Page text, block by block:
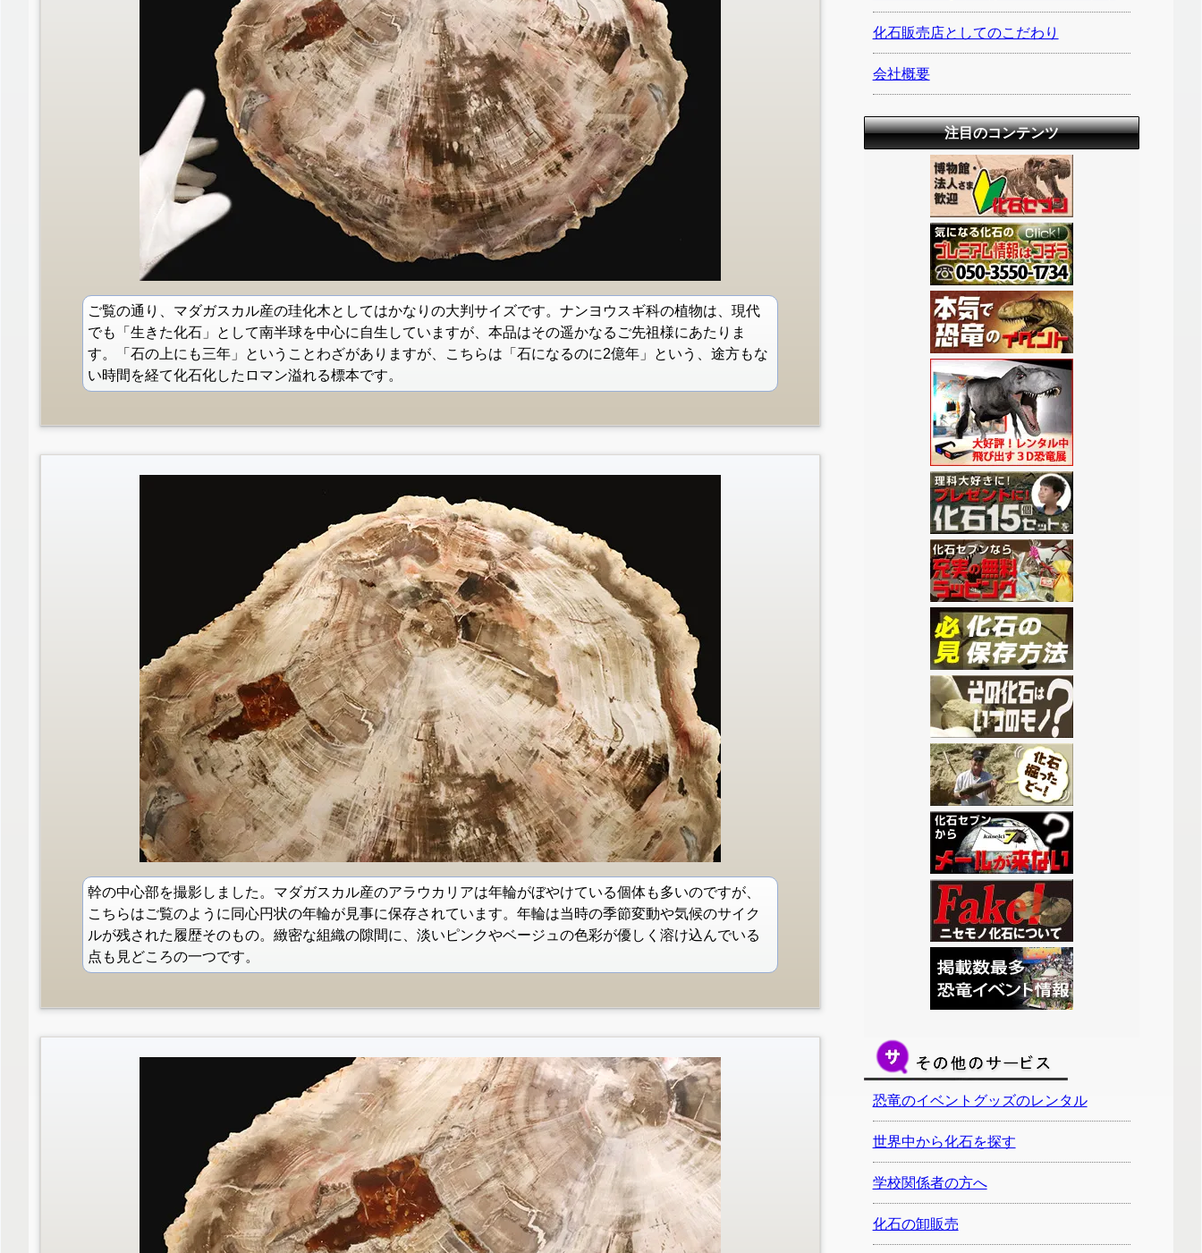
ご覧の通り、マダガスカル産の珪化木としてはかなりの大判サイズです。ナンヨウスギ科の植物は、現代
でも「生きた化石」として南半球を中心に自生していますが、本品はその遥かなるご先祖様にあたりま
す。「石の上にも三年」ということわざがありますが、こちらは「石になるのに2億年」という、途方もな
い時間を経て化石化したロマン溢れる標本です。
幹の中心部を撮影しました。マダガスカル産のアラウカリアは年輪がぼやけている個体も多いのですが、
こちらはご覧のように同心円状の年輪が見事に保存されています。年輪は当時の季節変動や気候のサイク
ルが残された履歴そのもの。緻密な組織の隙間に、淡いピンクやベージュの色彩が優しく溶け込んでいる
点も見どころの一つです。
化石販売店としてのこだわり
会社概要
注目のコンテンツ
恐竜のイベントグッズのレンタル
世界中から化石を探す
学校関係者の方へ
化石の卸販売